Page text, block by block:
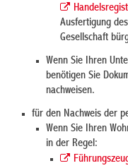
Ausfertigung
Gesellschaft
Wenn Sie Ihren
benötigen Sie
nachweisen.
für den Nachweis der
Wenn Sie Ihren
in der Regel: